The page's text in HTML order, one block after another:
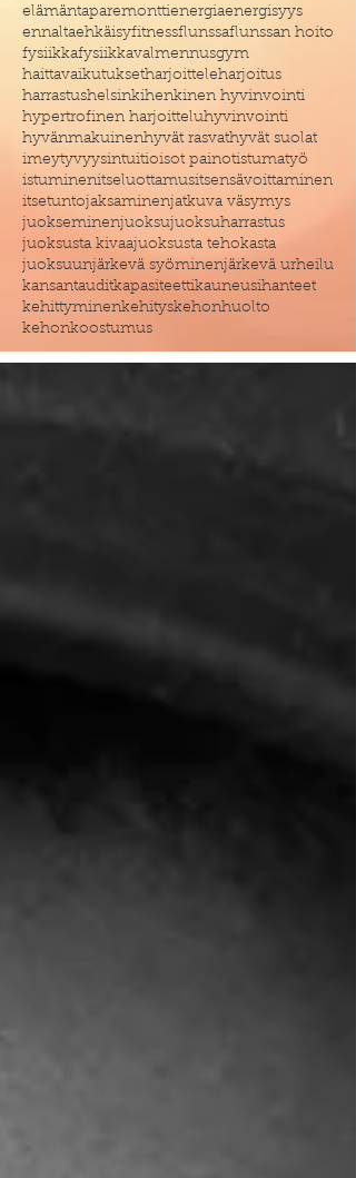
elämäntaparemonttienergiaenergisyys
ennaltaehkäisyfitnessflunssaflunssan hoito
fysiikkafysiikkavalmennusgym
haittavaikutuksetharjoitteleharjoitus
harrastushelsinkihenkinen hyvinvointi
hypertrofinen harjoitteluhyvinvointi
hyvänmakuinenhyvät rasvathyvät suolat
imeytyvyysintuitioisot painotistumatyö
istuminenitseluottamusitsensävoittaminen
itsetuntojaksaminenjatkuva väsymys
juokseminenjuoksujuoksuharrastus
juoksusta kivaajuoksusta tehokasta
juoksuunjärkevä syöminenjärkevä urheilu
kansantauditkapasiteettikauneusihanteet
kehittyminenkehityskehonhuolto
kehonkoostumus